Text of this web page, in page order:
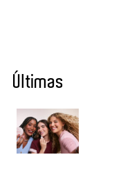
Últimas